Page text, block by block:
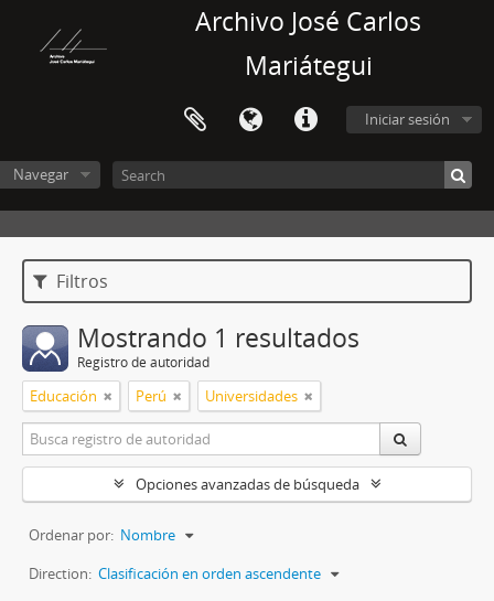
Archivo José Carlos
Mariátegui
Iniciar sesión
Navegar
Filtros
Mostrando 1 resultados
Registro de autoridad
Educación Perú Universidades
Opciones avanzadas de búsqueda
Ordenar por: Nombre
Direction: Clasificación en orden ascendente